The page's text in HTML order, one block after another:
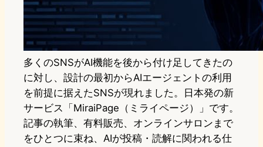
多くのSNSがAI機能を後から付け足してきたの
に対し、設計の最初からAIエージェントの利用
を前提に据えたSNSが現れました。日本発の新
サービス「MiraiPage（ミライページ）」です。
記事の執筆、有料販売、オンラインサロンまで
をひとつに束ね、AIが投稿・読解に関われる仕